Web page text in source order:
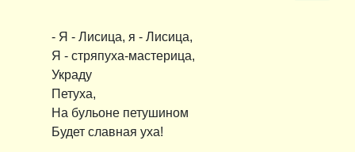
- Я - Лисица, я - Лисица,
Я - стряпуха-мастерица,
Украду
Петуха,
На бульоне петушином
Будет славная уха!